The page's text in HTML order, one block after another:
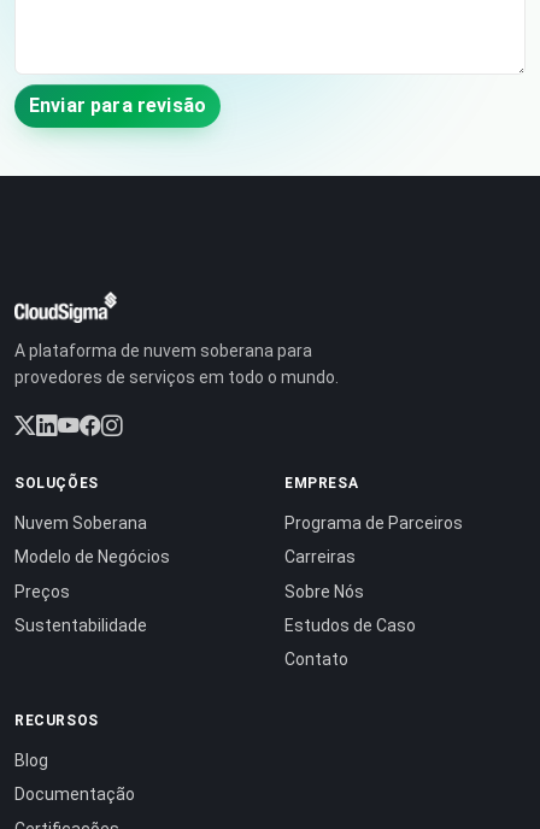
Enviar para revisão
A plataforma de nuvem soberana para
provedores de serviços em todo o mundo.
SOLUÇÕES
Nuvem Soberana
Modelo de Negócios
Preços
Sustentabilidade
EMPRESA
Programa de Parceiros
Carreiras
Sobre Nós
Estudos de Caso
Contato
RECURSOS
Blog
Documentação